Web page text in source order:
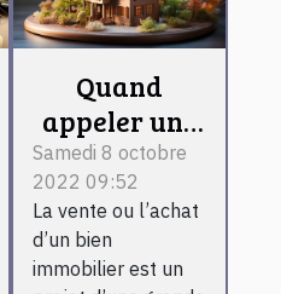
Quand
appeler une
agence
immobilière ?
Samedi 8 octobre
2022 09:52
La vente ou l’achat
d’un bien
immobilier est un